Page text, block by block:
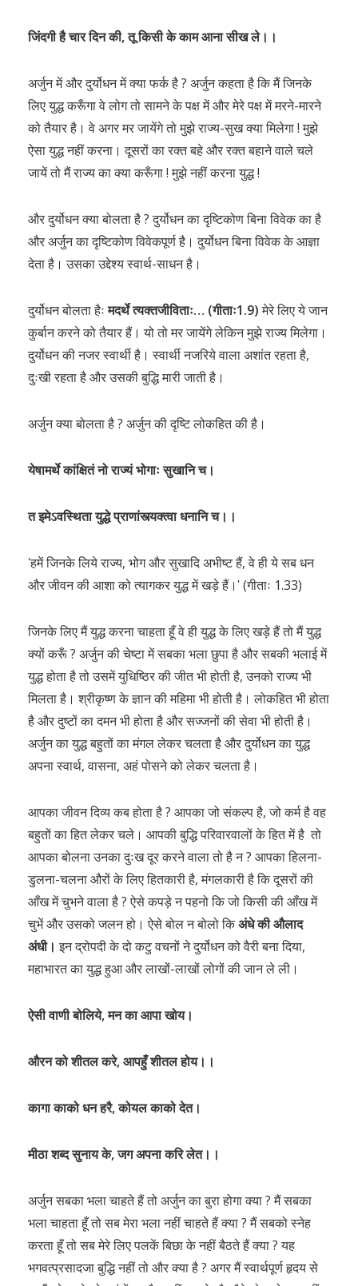
जिंदगी है चार दिन की, तू किसी के काम आना सीख ले।।
अर्जुन में और दुर्योधन में क्या फर्क है ? अर्जुन कहता है कि मैं जिनके
लिए युद्ध करूँगा वे लोग तो सामने के पक्ष में और मेरे पक्ष में मरने-मारने
को तैयार है। वे अगर मर जायेंगे तो मुझे राज्य-सुख क्या मिलेगा ! मुझे
ऐसा युद्ध नहीं करना। दूसरों का रक्त बहे और रक्त बहाने वाले चले
जायें तो मैं राज्य का क्या करूँगा ! मुझे नहीं करना युद्ध !
और दुर्योधन क्या बोलता है ? दुर्योधन का दृष्टिकोण बिना विवेक का है
और अर्जुन का दृष्टिकोण विवेकपूर्ण है। दुर्योधन बिना विवेक के आज्ञा
देता है। उसका उद्देश्य स्वार्थ-साधन है।
दुर्योधन बोलता हैःमदर्थे त्यक्तजीविताः… (गीताः1.9)मेरे लिए ये जान
कुर्बान करने को तैयार हैं। यो तो मर जायेंगे लेकिन मुझे राज्य मिलेगा।
दुर्योधन की नजर स्वार्थी है। स्वार्थी नजरिये वाला अशांत रहता है,
दुःखी रहता है और उसकी बुद्धि मारी जाती है।
अर्जुन क्या बोलता है ? अर्जुन की दृष्टि लोकहित की है।
येषामर्थे कांक्षितं नो राज्यं भोगाः सुखानि च।
त इमेઽवस्थिता युद्धे प्राणांस्त्यक्त्वा धनानि च।।
ʹहमें जिनके लिये राज्य, भोग और सुखादि अभीष्ट हैं, वे ही ये सब धन
और जीवन की आशा को त्यागकर युद्ध में खड़े हैं।ʹ (गीताः 1.33)
जिनके लिए मैं युद्ध करना चाहता हूँ वे ही युद्ध के लिए खड़े हैं तो मैं युद्ध
क्यों करूँ ? अर्जुन की चेष्टा में सबका भला छुपा है और सबकी भलाई में
युद्ध होता है तो उसमें युधिष्ठिर की जीत भी होती है, उनको राज्य भी
मिलता है। श्रीकृष्ण के ज्ञान की महिमा भी होती है। लोकहित भी होता
है और दुष्टों का दमन भी होता है और सज्जनों की सेवा भी होती है।
अर्जुन का युद्ध बहुतों का मंगल लेकर चलता है और दुर्योधन का युद्ध
अपना स्वार्थ, वासना, अहं पोसने को लेकर चलता है।
आपका जीवन दिव्य कब होता है ? आपका जो संकल्प है, जो कर्म है वह
बहुतों का हित लेकर चले। आपकी बुद्धि परिवारवालों के हित में है तो
आपका बोलना उनका दुःख दूर करने वाला तो है न ? आपका हिलना-
डुलना-चलना औरों के लिए हितकारी है, मंगलकारी है कि दूसरों की
आँख में चुभने वाला है ? ऐसे कपड़े न पहनो कि जो किसी की आँख में
चुभें और उसको जलन हो। ऐसे बोल न बोलो किअंधे की औलाद
अंधी।इन द्रोपदी के दो कटु वचनों ने दुर्योधन को वैरी बना दिया,
महाभारत का युद्ध हुआ और लाखों-लाखों लोगों की जान ले ली।
ऐसी वाणी बोलिये, मन का आपा खोय।
औरन को शीतल करे, आपहुँ शीतल होय।।
कागा काको धन हरै, कोयल काको देत।
मीठा शब्द सुनाय के, जग अपना करि लेत।।
अर्जुन सबका भला चाहते हैं तो अर्जुन का बुरा होगा क्या ? मैं सबका
भला चाहता हूँ तो सब मेरा भला नहीं चाहते हैं क्या ? मैं सबको स्नेह
करता हूँ तो सब मेरे लिए पलकें बिछा के नहीं बैठते हैं क्या ? यह
भगवत्प्रसादजा बुद्धि नहीं तो और क्या है ? अगर मैं स्वार्थपूर्ण हृदय से